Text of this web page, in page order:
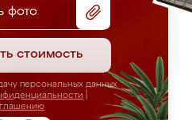
фото
стоимость
персональных данных